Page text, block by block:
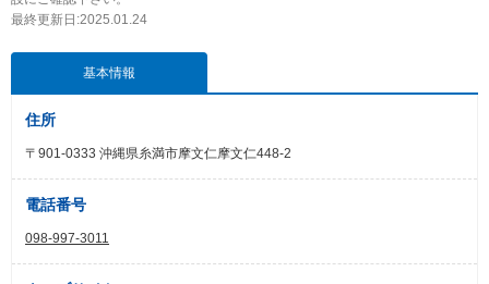
最終更新日:2025.01.24
基本情報
住所
〒901-0333 沖縄県糸満市摩文仁摩文仁448-2
電話番号
098-997-3011